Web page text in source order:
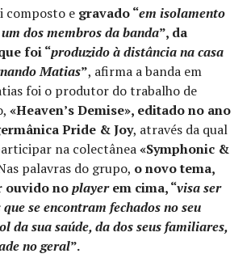
composto e gravado “em isolamento
dos membros da banda”, da
foi “produzido à distância na casa
Matias”, afirma a banda em
foi o produtor do trabalho de
«Heaven’s Demise», editado no ano
Pride & Joy, através da qual
na colectânea«Symphonic &
palavras do grupo, o novo tema,
ouvido noplayerem cima, “visa ser
se encontram fechados no seu
da sua saúde, da dos seus familiares,
no geral”.